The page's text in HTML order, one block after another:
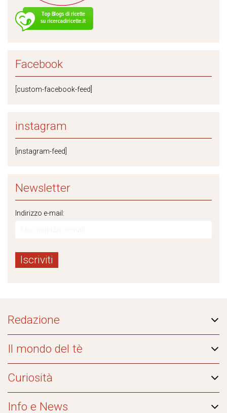
Facebook
[custom-facebook-feed]
instagram
[instagram-feed]
Newsletter
Indirizzo e-mail:
Redazione
Il mondo del tè
Curiosità
Info e News